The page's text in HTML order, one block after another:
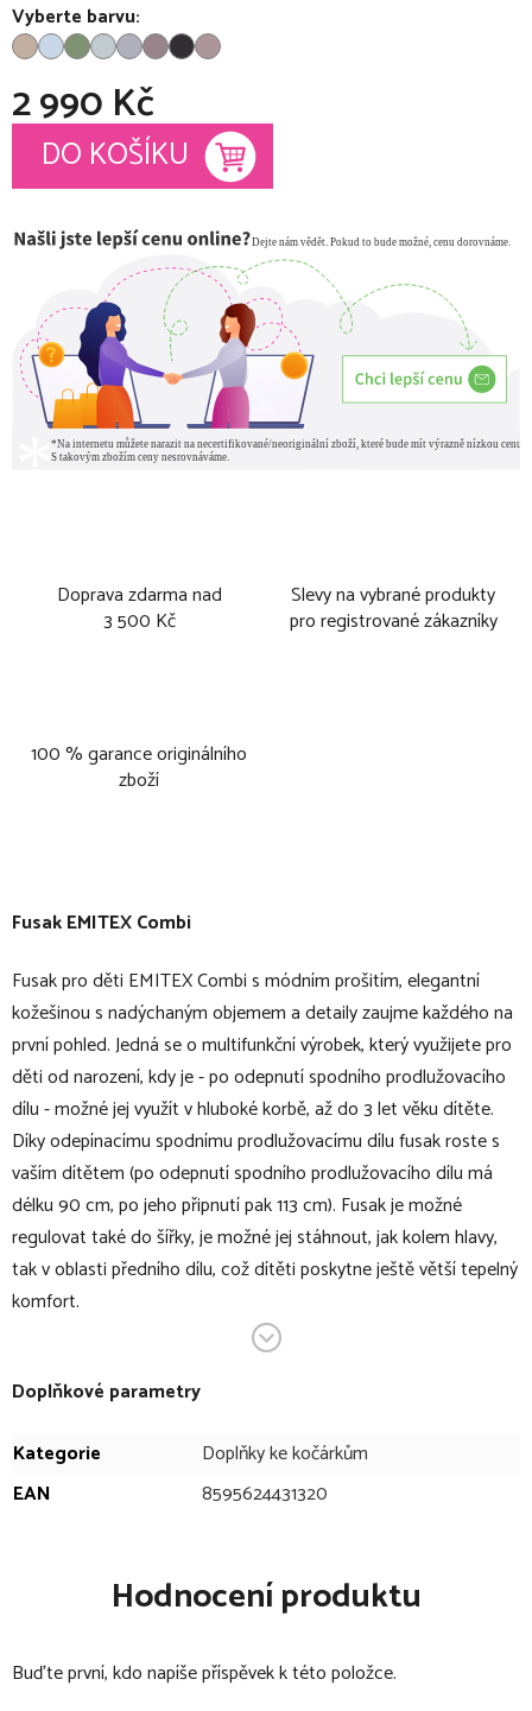
Vyberte barvu:
2 990 Kč
Měrná cena:
DO KOŠÍKU
Doprava zdarma nad
3 500 Kč
Slevy na vybrané produkty
pro registrované zákazníky
100 % garance originálního
zboží
Fusak EMITEX Combi
Fusak pro děti EMITEX Combi s módním prošitím, elegantní
kožešinou s nadýchaným objemem a detaily zaujme každého na
první pohled. Jedná se o multifunkční výrobek, který využijete pro
děti od narození, kdy je - po odepnutí spodního prodlužovacího
dílu - možné jej využít v hluboké korbě, až do 3 let věku dítěte.
Díky odepínacímu spodnímu prodlužovacímu dílu fusak roste s
vaším dítětem (po odepnutí spodního prodlužovacího dílu má
délku 90 cm, po jeho připnutí pak 113 cm). Fusak je možné
regulovat také do šířky, je možné jej stáhnout, jak kolem hlavy,
tak v oblasti předního dílu, což dítěti poskytne ještě větší tepelný
komfort.
Fusak COMBI je jeden z nejvýhřevnějších modelů fusaku, který
nejmenším miminkům, pro které je pediatry doporučován pobyt
Multifunkční využití fusaku doplňuje jedinečná vychytávka - pokud
fusak právě používáte v jeho zkrácené verzi pro malá miminka,
Důležité upozornění! Popruhy k nánožníku k jeho využití jako
objednat zvlášť.
Doplňkové parametry
Kategorie
Doplňky ke kočárkům
EAN
8595624431320
Hodnocení produktu
Buďte první, kdo napíše příspěvek k této položce.